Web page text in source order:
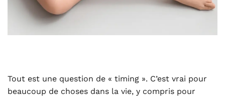
Tout est une question de « timing ». C’est vrai pour
beaucoup de choses dans la vie, y compris pour